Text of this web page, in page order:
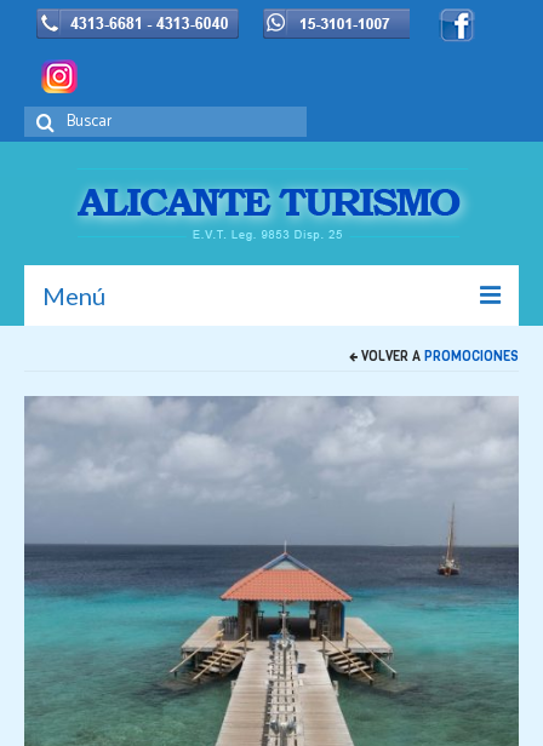
Buscar
por:
Menú
La Empresa
Europa
Resort de Playa
Destinos
Viajes Exclusivos
Hoteles
VOLVER A PROMOCIONES